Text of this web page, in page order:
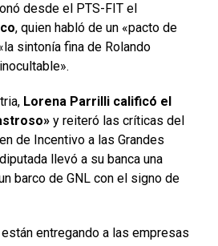
desde el PTS-FIT el
, quien habló de un «pacto de
sintonía fina de Rolando
Lorena Parrilli calificó el
y reiteró las críticas del
de Incentivo a las Grandes
llevó a su banca una
barco de GNL con el signo de
entregando a las empresas